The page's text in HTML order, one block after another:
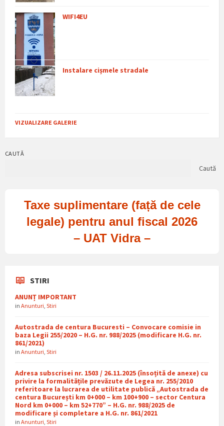
WIFI4EU
Instalare cișmele stradale
VIZUALIZARE GALERIE
CAUTĂ
Caută
Taxe suplimentare (față de cele
legale) pentru anul fiscal 2026
– UAT Vidra –
STIRI
ANUNȚ IMPORTANT
in Anunturi Stiri
Autostrada de centura Bucuresti – Convocare comisie in
baza Legii 255/2020 – H.G. nr. 988/2025 (modificare H.G. nr.
861/2021)
in Anunturi Stiri
Adresa subscrisei nr. 1503 / 26.11.2025 (însoțită de anexe) cu
privire la formalitățile prevăzute de Legea nr. 255/2010
referitoare la lucrarea de utilitate publică „Autostrada de
centura București km 0+000 – km 100+900 – sector Centura
Nord km 0+000 – km 52+770” – H.G. nr. 988/2025 de
modificare și completare a H.G. nr. 861/2021
in Anunturi Stiri